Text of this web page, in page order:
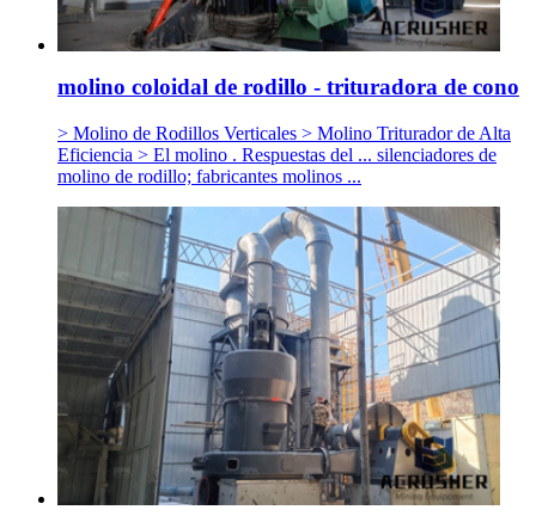
molino coloidal de rodillo - trituradora de cono
> Molino de Rodillos Verticales > Molino Triturador de Alta
Eficiencia > El molino . Respuestas del ... silenciadores de
molino de rodillo; fabricantes molinos ...